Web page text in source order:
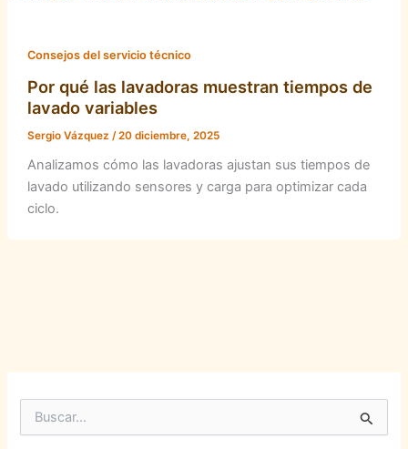
Consejos del servicio técnico
Por qué las lavadoras muestran tiempos de
lavado variables
Sergio Vázquez /20 diciembre, 2025
Analizamos cómo las lavadoras ajustan sus tiempos de
lavado utilizando sensores y carga para optimizar cada
ciclo.